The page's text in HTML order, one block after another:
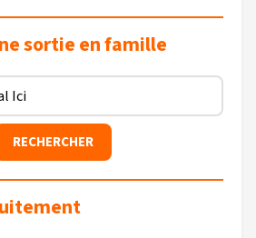
sortie en famille